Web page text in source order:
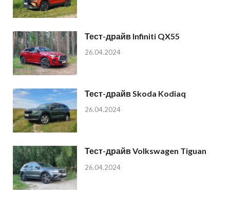
Тест-драйв Infiniti QX55
26.04.2024
Тест-драйв Skoda Kodiaq
26.04.2024
Тест-драйв Volkswagen Tiguan
26.04.2024